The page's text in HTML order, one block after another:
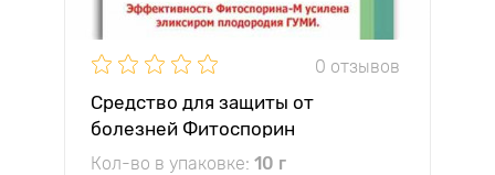
0 отзывов
Средство для защиты от
болезней Фитоспорин
Кол-во в упаковке: 10 г